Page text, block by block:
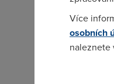
Více
osobních
naleznete